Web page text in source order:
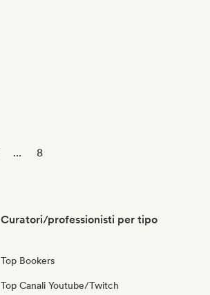
... 8
Curatori/professionisti per tipo
Top Bookers
Top Canali Youtube/Twitch